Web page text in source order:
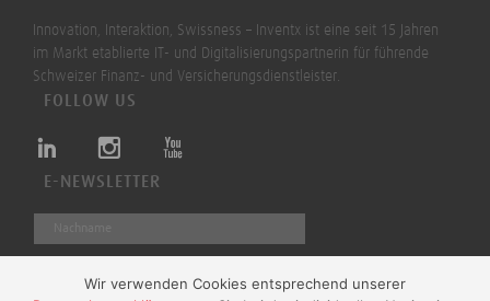
Innovation, Interaktion, Swissness – Inventx ist eine seit 15 Jahren
im Markt etablierte IT- und Digitalisierungspartnerin für führende
Schweizer Finanz- und Versicherungsdienstleister.
FOLLOW US
E-NEWSLETTER
Wir verwenden Cookies entsprechend unserer